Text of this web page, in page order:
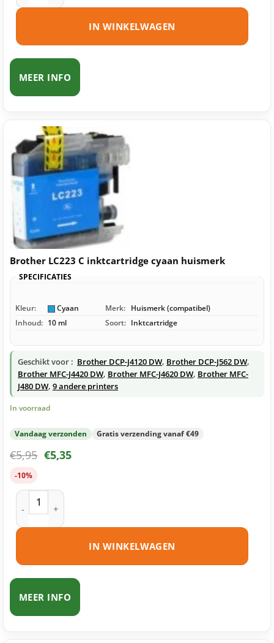
IN WINKELWAGEN
MEER INFO
Brother LC223 C inktcartridge cyaan huismerk
SPECIFICATIES
Kleur: Cyaan Merk: Huismerk (compatibel)
Inhoud: 10 ml Soort: Inktcartridge
Geschikt voor : Brother DCP-J4120 DW, Brother DCP-J562 DW,
Brother MFC-J4420 DW, Brother MFC-J4620 DW, Brother MFC-
J480 DW, 9 andere printers
In voorraad
Vandaag verzonden Gratis verzending vanaf €49
€5,95 €5,35
-10%
Brother LC223 C inktcartridge cyaan huismerk aantal
IN WINKELWAGEN
MEER INFO